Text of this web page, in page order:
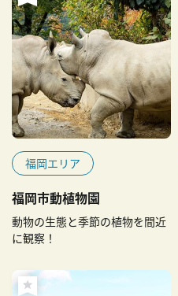
福岡エリア
福岡市動植物園
動物の生態と季節の植物を間近
に観察！